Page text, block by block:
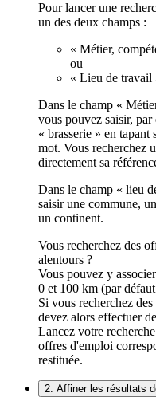
Pour lancer une
un des deux champs :
« Métier,
ou
« Lieu de travail
Dans le champ «
vous pouvez saisir,
« brasserie » en tapant
mot. Vous recherchez
directement sa
Dans le champ « lieu
saisir une commune,
un continent.
Vous recherchez des
alentours ?
Vous pouvez y
0 et 100 km (par
Si vous recherchez
devez alors effectuer
Lancez votre
offres d'emploi
restituée.
2. Affiner les résultats